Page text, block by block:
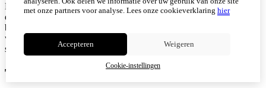
Met de tellerkopschroeven rvs A4 van Schroefwebshop kies je voor
de ultieme combinatie van sterkte, duurzaamheid en
betrouwbaarheid. Dankzij meer dan 40 jaar ervaring in de bouw
weten wij precies waar vakmensen behoefte aan hebben, namelijk
schroeven die presteren onder de meest zware omstandigheden.
Technische gegevens
met onze partners voor analyse. Lees onze cookieverklaring hier
Accepteren Weigeren
Cookie-instellingen